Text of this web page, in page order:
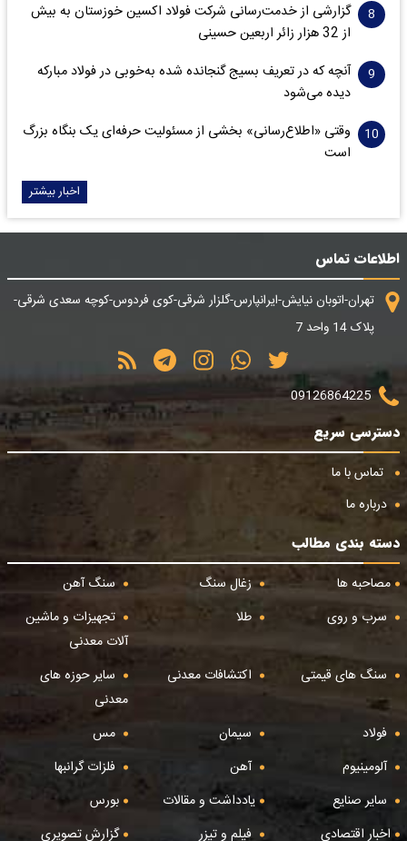
گزارشی از خدمت‌رسانی شرکت فولاد اکسین خوزستان به بیش
از 32 هزار زائر اربعین حسینی
آنچه که در تعریف بسیج گنجانده شده به‌خوبی در فولاد مبارکه
دیده می‌شود
وقتی «اطلاع‌رسانی» بخشی از مسئولیت حرفه‌ای یک بنگاه بزرگ
است
اخبار بیشتر
اطلاعات تماس
تهران-اتوبان نیایش-ایرانپارس-گلزار شرقی-کوی فردوس-کوچه سعدی شرقی-
پلاک 14 واحد 7
09126864225
دسترسی سریع
تماس با ما
درباره ما
دسته بندی مطالب
مصاحبه ها
زغال سنگ
سنگ آهن
سرب و روی
طلا
تجهیزات و ماشین
آلات معدنی
سنگ های قیمتی
اکتشافات معدنی
سایر حوزه های
معدنی
فولاد
سیمان
مس
آلومینیوم
آهن
فلزات گرانبها
سایر صنایع
یادداشت و مقالات
بورس
اخبار اقتصادی
فیلم و تیزر گزارش تصویری